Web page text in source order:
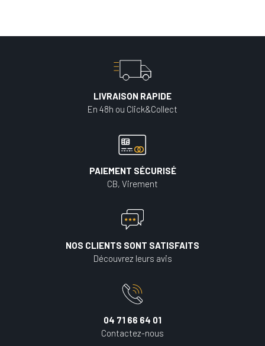
LIVRAISON RAPIDE
En 48h ou Click&Collect
PAIEMENT SÉCURISÉ
CB, Virement
NOS CLIENTS SONT SATISFAITS
Découvrez leurs avis
04 71 66 64 01
Contactez-nous